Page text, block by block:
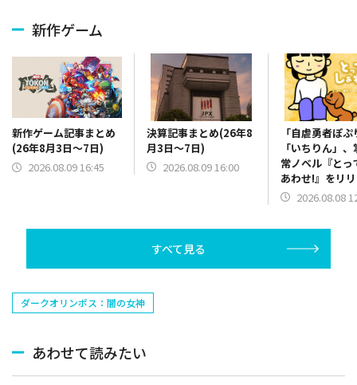
新作ゲーム
新作ゲーム記事まとめ
(26年8月3日～7日)
2026.08.09 16:45
決算記事まとめ(26年8
月3日～7日)
2026.08.09 16:00
「自虐勇者ぽ
「いちりん」
常ノベル『とっ
あわせ!』をリ
2026.08.08
すべて見る
ダークオリンポス：闇の女神
あわせて読みたい